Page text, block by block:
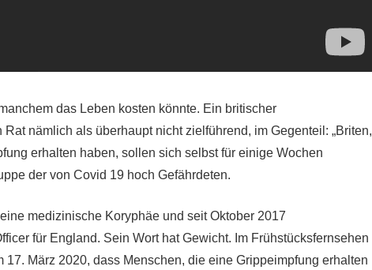
das Leben kosten könnte. Ein britischer
nämlich als überhaupt nicht zielführend, im Gegenteil: „Briten,
erhalten haben, sollen sich selbst für einige Wochen
der von Covid 19 hoch Gefährdeten.
medizinische Koryphäe und seit Oktober 2017
für England. Sein Wort hat Gewicht. Im Frühstücksfernsehen
17. März 2020, dass Menschen, die eine Grippeimpfung erhalten